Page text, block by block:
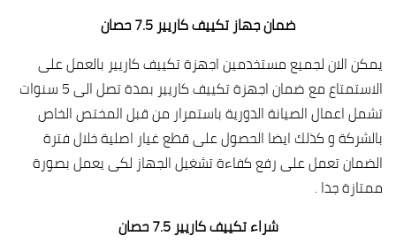
ضمان جهاز تكييف كاريير 7.5 حصان
يمكن الان لجميع مستخدمين اجهزة تكييف كاريير بالعمل على
الاستمتاع مع ضمان اجهزة تكييف كاريير بمدة تصل الى 5 سنوات
تشمل اعمال الصيانة الدورية باستمرار من قبل المختص الخاص
بالشركة و كذلك ايضا الحصول على قطع غيار اصلية خلال فترة
الضمان تعمل على رفع كفاءة تشغيل الجهاز لكى يعمل بصورة
ممتازة جدا .
شراء تكييف كاريير 7.5 حصان